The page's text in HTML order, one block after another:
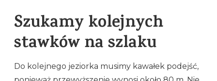
Szukamy kolejnych
stawków na szlaku
Do kolejnego jeziorka musimy kawałek podejść,